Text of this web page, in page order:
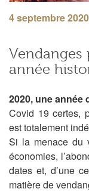
4 septembre 2020
Vendanges
année
2020, une année
Covid 19 certes,
est totalement
Si la menace du
économies,
dates et, d’une
matière de